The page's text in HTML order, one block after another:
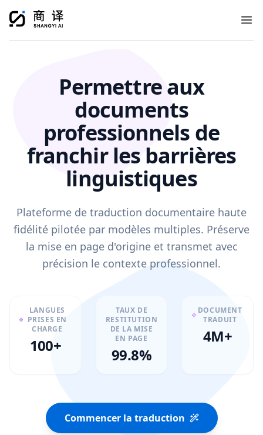
Permettre aux
documents
professionnels de
franchir les barrières
linguistiques
Plateforme de traduction documentaire haute
fidélité pilotée par modèles multiples. Préserve
la mise en page d'origine et transmet avec
précision le contexte professionnel.
LANGUES
PRISES EN
CHARGE
100+
TAUX DE
RESTITUTION
DE LA MISE
EN PAGE
99.8%
DOCUMENT
TRADUIT
4M+
Commencer la traduction